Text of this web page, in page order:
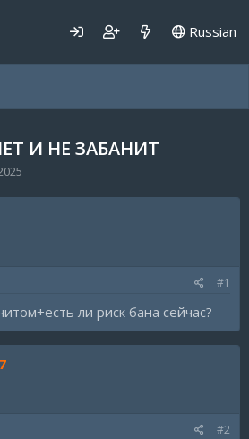
Russian
И НЕ ЗАБАНИТ
#1
ли риск бана сейчас?
#2